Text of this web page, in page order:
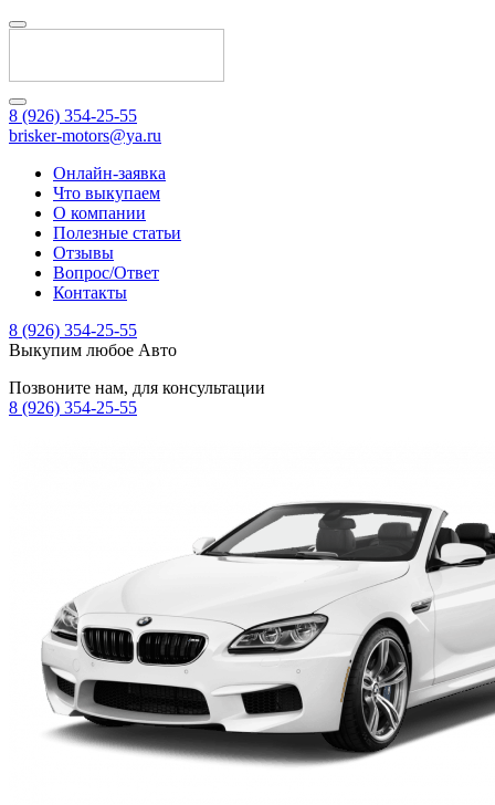
8 (926) 354-25-55
brisker-motors@ya.ru
Онлайн-заявка
Что выкупаем
О компании
Полезные статьи
Отзывы
Вопрос/Ответ
Контакты
8 (926) 354-25-55
Выкупим любое Авто
Позвоните нам, для консультации
8 (926) 354-25-55